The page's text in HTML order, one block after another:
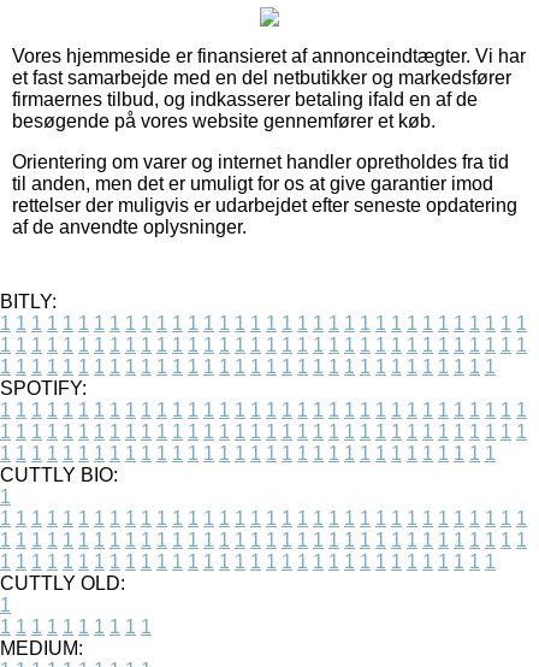
Vores hjemmeside er finansieret af annonceindtægter. Vi har
et fast samarbejde med en del netbutikker og markedsfører
firmaernes tilbud, og indkasserer betaling ifald en af de
besøgende på vores website gennemfører et køb.
Orientering om varer og internet handler opretholdes fra tid
til anden, men det er umuligt for os at give garantier imod
rettelser der muligvis er udarbejdet efter seneste opdatering
af de anvendte oplysninger.
BITLY:
1 1 1 1 1 1 1 1 1 1 1 1 1 1 1 1 1 1 1 1 1 1 1 1 1 1 1 1 1 1 1 1 1 1
1 1 1 1 1 1 1 1 1 1 1 1 1 1 1 1 1 1 1 1 1 1 1 1 1 1 1 1 1 1 1 1 1 1
1 1 1 1 1 1 1 1 1 1 1 1 1 1 1 1 1 1 1 1 1 1 1 1 1 1 1 1 1 1 1 1
SPOTIFY:
1 1 1 1 1 1 1 1 1 1 1 1 1 1 1 1 1 1 1 1 1 1 1 1 1 1 1 1 1 1 1 1 1 1
1 1 1 1 1 1 1 1 1 1 1 1 1 1 1 1 1 1 1 1 1 1 1 1 1 1 1 1 1 1 1 1 1 1
1 1 1 1 1 1 1 1 1 1 1 1 1 1 1 1 1 1 1 1 1 1 1 1 1 1 1 1 1 1 1 1
CUTTLY BIO:
1
1 1 1 1 1 1 1 1 1 1 1 1 1 1 1 1 1 1 1 1 1 1 1 1 1 1 1 1 1 1 1 1 1 1
1 1 1 1 1 1 1 1 1 1 1 1 1 1 1 1 1 1 1 1 1 1 1 1 1 1 1 1 1 1 1 1 1 1
1 1 1 1 1 1 1 1 1 1 1 1 1 1 1 1 1 1 1 1 1 1 1 1 1 1 1 1 1 1 1 1
CUTTLY OLD:
1
1 1 1 1 1 1 1 1 1 1
MEDIUM: